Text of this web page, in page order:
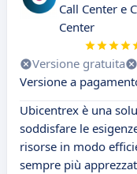
Call Center e
Center
Versione gratuita
Versione a
Ubicentrex è una
soddisfare le
risorse in modo
sempre più